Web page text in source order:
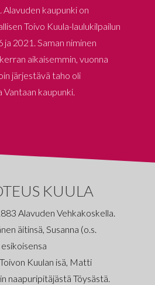
Alavuden kaupunki on
Toivo Kuula-laulukilpailun
2021. Saman niminen
aikaisemmin, vuonna
järjestävä taho oli
Vantaan kaupunki.
KUULA
Alavuden Vehkakoskella.
äitinsä, Susanna (o.s.
Kuulan isä, Matti
naapuripitäjästä Töysästä.